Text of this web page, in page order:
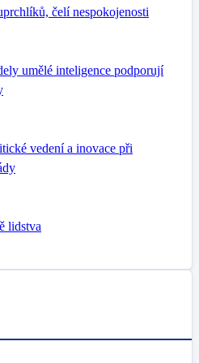
čelí nespokojenosti
umělé inteligence podporují
vedení a inovace při
lidstva